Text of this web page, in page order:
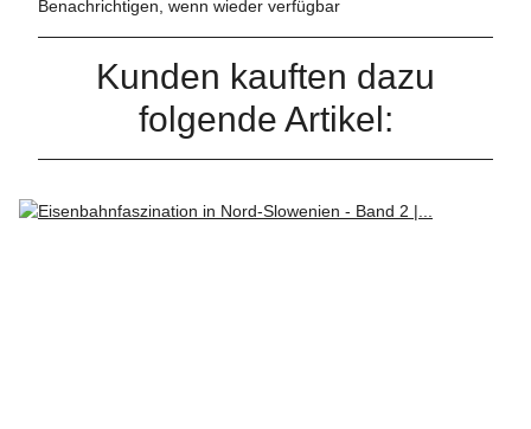
Benachrichtigen, wenn wieder verfügbar
Kunden kauften dazu
folgende Artikel: